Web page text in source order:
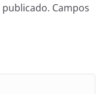
publicado. Campos